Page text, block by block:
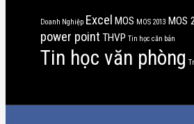
Doanh Nghiệp Excel MOS MOS 2013 MOS
power point THVP Tin học căn bản
Tin học văn phòng